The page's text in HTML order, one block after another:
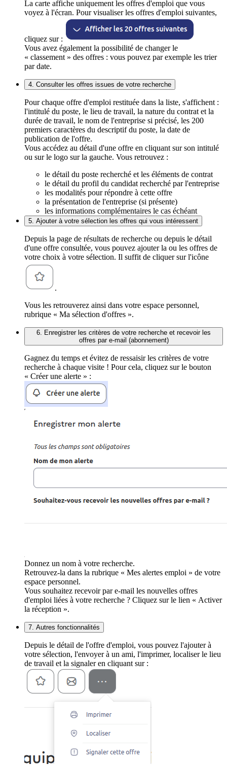
La carte affiche uniquement les offres d'emploi que vous
voyez à l'écran. Pour visualiser les offres d'emploi suivantes,
cliquez sur :
Vous avez également la possibilité de changer le
« classement » des offres : vous pouvez par exemple les trier
par date.
4. Consulter les offres issues de votre recherche
Pour chaque offre d'emploi restituée dans la liste, s'affichent :
l'intitulé du poste, le lieu de travail, la nature du contrat et la
durée de travail, le nom de l'entreprise si précisé, les 200
premiers caractères du descriptif du poste, la date de
publication de l'offre.
Vous accédez au détail d'une offre en cliquant sur son intitulé
ou sur le logo sur la gauche. Vous retrouvez :
le détail du poste recherché et les éléments de contrat
le détail du profil du candidat recherché par l'entreprise
les modalités pour répondre à cette offre
la présentation de l'entreprise (si présente)
les informations complémentaires le cas échéant
5. Ajouter à votre sélection les offres qui vous intéressent
Depuis la page de résultats de recherche ou depuis le détail
d'une offre consultée, vous pouvez ajouter la ou les offres de
votre choix à votre sélection. Il suffit de cliquer sur l'icône
.
Vous les retrouverez ainsi dans votre espace personnel,
rubrique « Ma sélection d'offres ».
6. Enregistrer les critères de votre recherche et recevoir les
offres par e-mail (abonnement)
Gagnez du temps et évitez de ressaisir les critères de votre
recherche à chaque visite ! Pour cela, cliquez sur le bouton
« Créer une alerte » :
Donnez un nom à votre recherche.
Retrouvez-la dans la rubrique « Mes alertes emploi » de votre
espace personnel.
Vous souhaitez recevoir par e-mail les nouvelles offres
d'emploi liées à votre recherche ? Cliquez sur le lien « Activer
la réception ».
7. Autres fonctionnalités
Depuis le détail de l'offre d'emploi, vous pouvez l'ajouter à
votre sélection, l'envoyer à un ami, l'imprimer, localiser le lieu
de travail et la signaler en cliquant sur :